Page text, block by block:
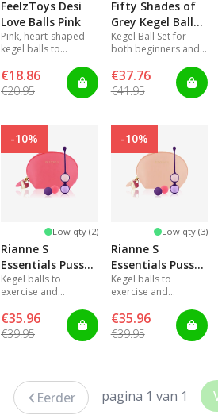
FeelzToys Desi
Love Balls Pink
Pink, heart-shaped
kegel balls to
the pelvic floor
muscles
€18.86
€20.95
Fifty Shades of
Grey Kegel Balls
Set
Kegel Ball Set for
both beginners and
€37.76
€41.95
-10%
Low qty (2)
Rianne S
Essentials Pussy
Playballs Coral
Rose
Kegel balls to
exercise and
muscle and
experience stronger
orgasms
€35.96
€39.95
-10%
Low qty (3)
Rianne S
Essentials Pussy
Playballs Nude
Kegel balls to
exercise and
muscle and
experience stronger
orgasms
€35.96
€39.95
Eerder pagina 1 van 1